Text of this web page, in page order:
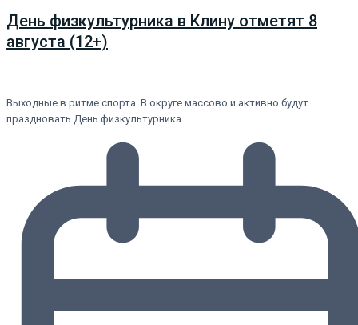
День физкультурника в Клину отметят 8
августа (12+)
Выходные в ритме спорта. В округе массово и активно будут
праздновать День физкультурника